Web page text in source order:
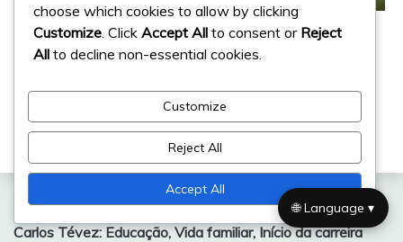
Conquistas Internacionais
Gabriel Batistuta: Registos
América, golos na Copa do Mundo
25/02/2026 Diego Marquez
PostPrevious:
Carlos Tévez: Educação, Vida familiar, Início da carreira
choose which cookies to allow by clicking
Customize . Click Accept All to consent or Reject
All to decline non-essential cookies.
Customize
Reject All
Accept All
🌐 Language ▾